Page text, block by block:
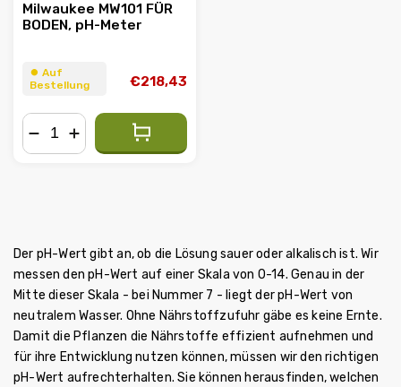
Milwaukee MW101 FÜR
BODEN, pH-Meter
⏺︎ Auf
Bestellung
€218,43
Der pH-Wert gibt an, ob die Lösung sauer oder alkalisch ist. Wir
messen den pH-Wert auf einer Skala von 0-14. Genau in der
Mitte dieser Skala - bei Nummer 7 - liegt der pH-Wert von
neutralem Wasser. Ohne Nährstoffzufuhr gäbe es keine Ernte.
Damit die Pflanzen die Nährstoffe effizient aufnehmen und
für ihre Entwicklung nutzen können, müssen wir den richtigen
pH-Wert aufrechterhalten. Sie können herausfinden, welchen